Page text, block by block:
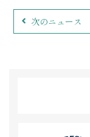
次のニュース